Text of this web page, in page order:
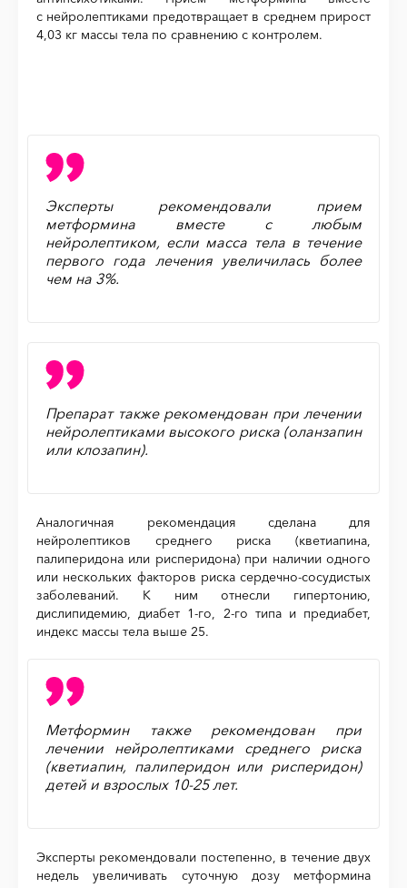
с нейролептиками предотвращает в среднем прирост
4,03 кг массы тела по сравнению с контролем.
Эксперты рекомендовали прием
метформина вместе с любым
нейролептиком, если масса тела в течение
первого года лечения увеличилась более
чем на 3%.
Препарат также рекомендован при лечении
нейролептиками высокого риска (оланзапин
или клозапин).
Аналогичная рекомендация сделана для
нейролептиков среднего риска (кветиапина,
палиперидона или рисперидона) при наличии одного
или нескольких факторов риска сердечно-сосудистых
заболеваний. К ним отнесли гипертонию,
дислипидемию, диабет 1-го, 2-го типа и предиабет,
индекс массы тела выше 25.
Метформин также рекомендован при
лечении нейролептиками среднего риска
(кветиапин, палиперидон или рисперидон)
детей и взрослых 10-25 лет.
Эксперты рекомендовали постепенно, в течение двух
недель увеличивать суточную дозу метформина